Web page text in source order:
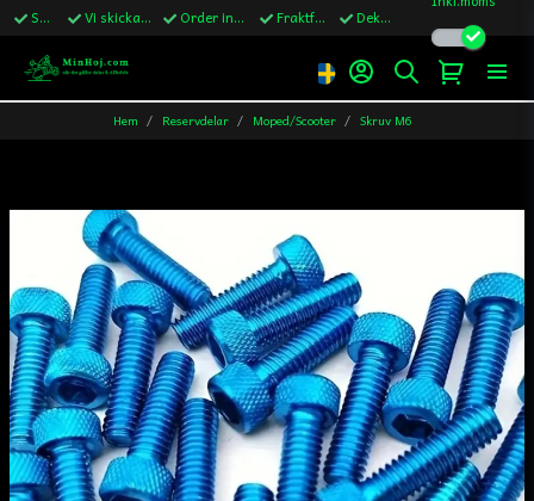
Snabba leveranser Vi skickar till Sverige,Danmark & Finland Order innan kl.13 skickas samma vardag Fraktfritt över 1200kr till Sverige Dekaler ingår i alla ordrar
Hem Reservdelar Moped/Scooter Skruv M6